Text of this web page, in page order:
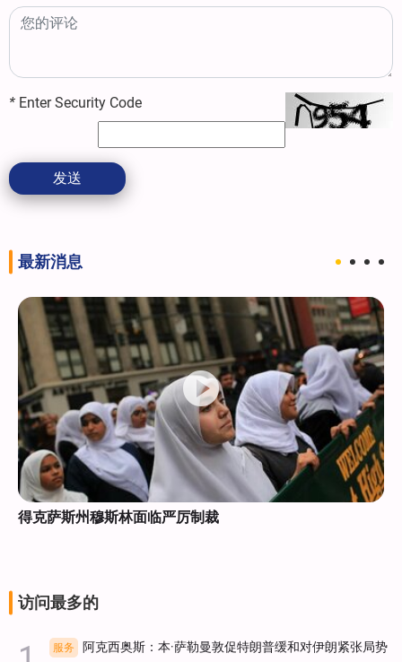
* Enter Security Code
发送
最新消息
得克萨斯州穆斯林面临严厉制裁
访问最多的
服务 阿克西奥斯：本·萨勒曼敦促特朗普缓和对伊朗紧张局势